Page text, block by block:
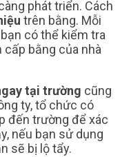
phát triển. Cách
trên bằng. Mỗi
có thể kiểm tra
bằng của nhà
tại trường cũng
ty, tổ chức có
đến trường để xác
nếu bạn sử dụng
sẽ bị lộ tẩy.